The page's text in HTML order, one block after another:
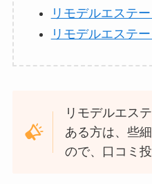
リモデルエステ
リモデルエステ
リモデルエス
ある方は、些
ので、口コミ